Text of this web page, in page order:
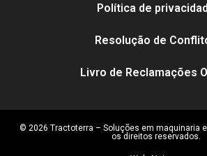
Política de
Resolução de
Livro de Reclamações
© 2026 Tractoterra – Soluções em maquinaria
os direitos reservados.